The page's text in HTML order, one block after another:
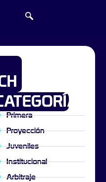
Primera
Proyección
Juveniles
Institucional
Arbitraje